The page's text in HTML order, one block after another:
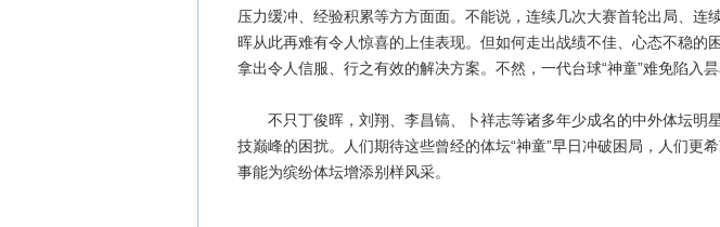
压力缓冲、经验积累等方方面面。不能说，连续几次大赛首轮出局、连
晖从此再难有令人惊喜的上佳表现。但如何走出战绩不佳、心态不稳的
拿出令人信服、行之有效的解决方案。不然，一代台球“神童”难免陷入昙
不只丁俊晖，刘翔、李昌镐、卜祥志等诸多年少成名的中外体坛明
技巅峰的困扰。人们期待这些曾经的体坛“神童”早日冲破困局，人们更
事能为缤纷体坛增添别样风采。